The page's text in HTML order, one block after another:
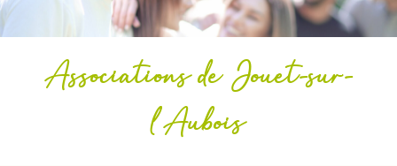
Associations de Jouet-sur-
l'Aubois